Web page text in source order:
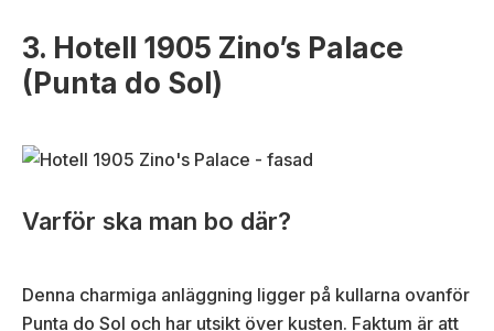
3. Hotell 1905 Zino’s Palace
(Punta do Sol)
Varför ska man bo där?
Denna charmiga anläggning ligger på kullarna ovanför
Punta do Sol och har utsikt över kusten. Faktum är att